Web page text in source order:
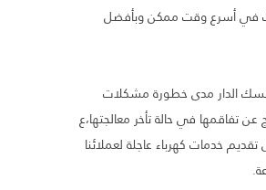
في أسرع وقت ممكن وبأفضل
الدار مدى خطورة مشكلات
عن تفاقمها في حالة تأخر معالجتها،ع
خدمات كهرباء عاجلة لعملائنا